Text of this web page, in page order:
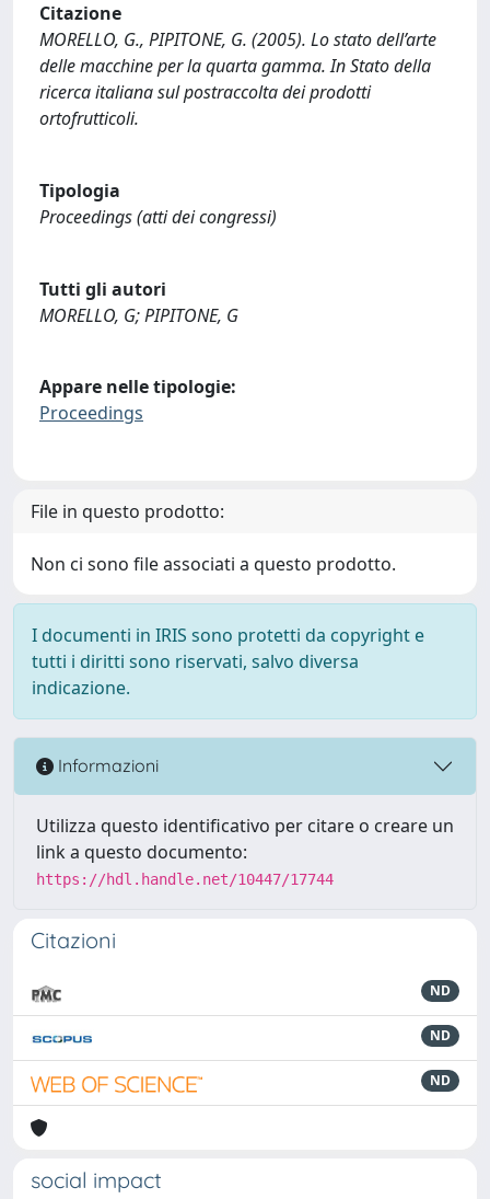
Citazione
MORELLO, G., PIPITONE, G. (2005). Lo stato dell’arte
delle macchine per la quarta gamma. In Stato della
ricerca italiana sul postraccolta dei prodotti
ortofrutticoli.
Tipologia
Proceedings (atti dei congressi)
Tutti gli autori
MORELLO, G; PIPITONE, G
Appare nelle tipologie:
Proceedings
File in questo prodotto:
Non ci sono file associati a questo prodotto.
I documenti in IRIS sono protetti da copyright e
tutti i diritti sono riservati, salvo diversa
indicazione.
Informazioni
Utilizza questo identificativo per citare o creare un
link a questo documento:
https://hdl.handle.net/10447/17744
Citazioni
ND
ND
ND
social impact